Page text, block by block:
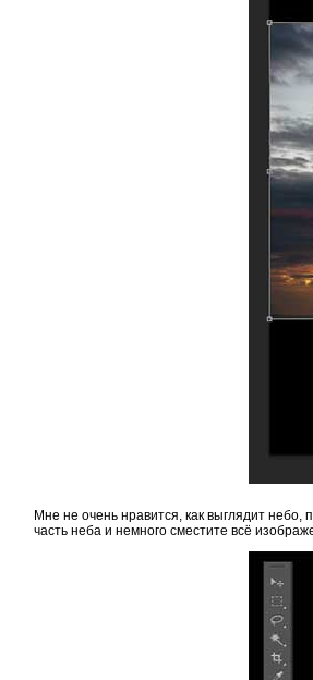
Мне не очень нравится, как выглядит небо,
часть неба и немного сместите всё